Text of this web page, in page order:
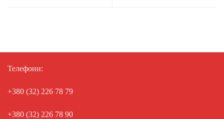
Телефони:
+380 (32) 226 78 79
+380 (32) 226 78 90